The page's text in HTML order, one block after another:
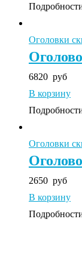
Оголовки
6820 руб
В корзину
Оголовки
2650 руб
В корзину